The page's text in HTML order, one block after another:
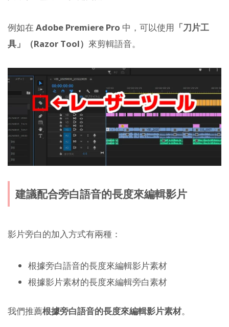
例如在 Adobe Premiere Pro 中，可以使用 「刀片工
具」（Razor Tool） 來剪輯語音。
建議配合旁白語音的長度來編輯影片
影片旁白的加入方式有兩種：
根據旁白語音的長度來編輯影片素材
根據影片素材的長度來編輯旁白素材
我們推薦根據旁白語音的長度來編輯影片素材。